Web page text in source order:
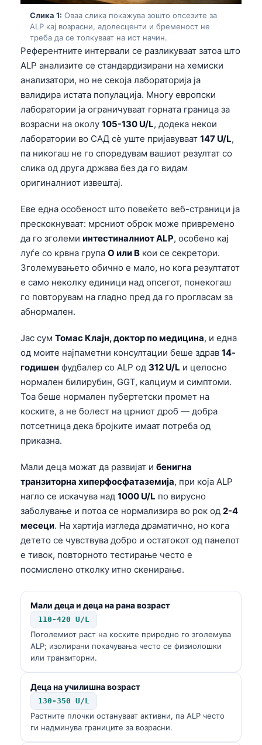
Слика 1: Оваа слика покажува зошто опсезите за
ALP кај возрасни, адолесценти и бременост не
треба да се толкуваат на ист начин.
Референтните интервали се разликуваат затоа што
ALP анализите се стандардизирани на хемиски
анализатори, но не секоја лабораторија ја
валидира истата популација. Многу европски
лаборатории ја ограничуваат горната граница за
возрасни на околу 105-130 U/L, додека некои
лаборатории во САД сè уште пријавуваат 147 U/L,
па никогаш не го споредувам вашиот резултат со
слика од другa држава без да го видам
оригиналниот извештај.
Еве една особеност што повеќето веб-страници ја
прескокнуваат: мрсниот оброк може привремено
да го зголеми интестиналниот ALP, особено кај
луѓе со крвна група O или B кои се секретори.
Зголемувањето обично е мало, но кога резултатот
е само неколку единици над опсегот, понекогаш
го повторувам на гладно пред да го прогласам за
абнормален.
Јас сум Томас Клајн, доктор по медицина, и една
од моите најпаметни консултации беше здрав 14-
годишен фудбалер со ALP од 312 U/L и целосно
нормален билирубин, GGT, калциум и симптоми.
Тоа беше нормален пубертетски промет на
коските, а не болест на црниот дроб — добра
потсетница дека бројките имаат потреба од
приказна.
Мали деца можат да развијат и бенигна
транзиторна хиперфосфатаземија, при која ALP
нагло се искачува над 1000 U/L по вирусно
заболување и потоа се нормализира во рок од 2-4
месеци. На хартија изгледа драматично, но кога
детето се чувствува добро и остатокот од панелот
е тивок, повторното тестирање често е
посмислено отколку итно скенирање.
Мали деца и деца на рана возраст
110-420 U/L
Поголемиот раст на коските природно го зголемува
ALP; изолирани покачувања често се физиолошки
или транзиторни.
Деца на училишна возраст
130-350 U/L
Растните плочки остануваат активни, па ALP често
ги надминува границите за возрасни.